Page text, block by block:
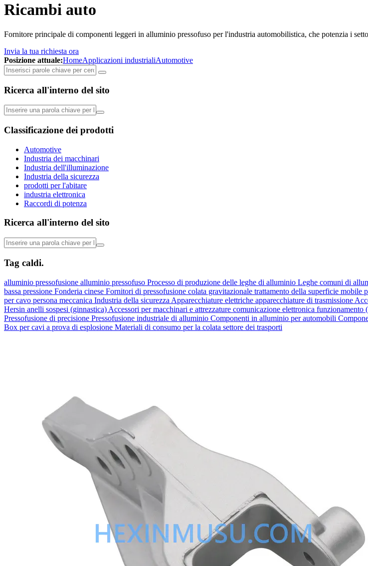
Ricambi auto
Fornitore principale di componenti leggeri in alluminio pressofuso per l'industria automobilistica, che potenzia i
Invia la tua richiesta ora
Posizione attuale:HomeApplicazioni industrialiAutomotive
Ricerca all'interno del sito
Classificazione dei prodotti
Automotive
Industria dei macchinari
Industria dell'illuminazione
Industria della sicurezza
prodotti per l'abitare
industria elettronica
Raccordi di potenza
Ricerca all'interno del sito
Tag caldi.
alluminio pressofusione alluminio pressofuso Processo di produzione delle leghe di alluminio Leghe comuni di
bassa pressione Fonderia cinese Fornitori di pressofusione colata gravitazionale trattamento della superficie mobile
per cavo persona meccanica Industria della sicurezza Apparecchiature elettriche apparecchiature di trasmissione
Hersin anelli sospesi (ginnastica) Accessori per macchinari e attrezzature comunicazione elettronica funzionamento
Pressofusione di precisione Pressofusione industriale di alluminio Componenti in alluminio per automobili
Box per cavi a prova di esplosione Materiali di consumo per la colata settore dei trasporti